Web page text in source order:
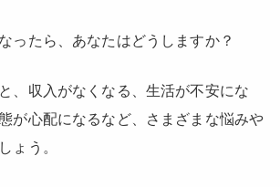
ったら、あなたはどうしますか？
、収入がなくなる、生活が不安にな
が心配になるなど、さまざまな悩みや
ょう。